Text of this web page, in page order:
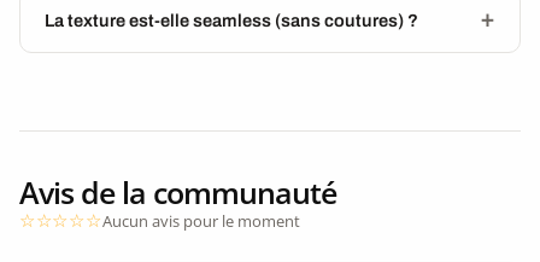
La texture est-elle seamless (sans coutures) ?
Avis de la communauté
Aucun avis pour le moment